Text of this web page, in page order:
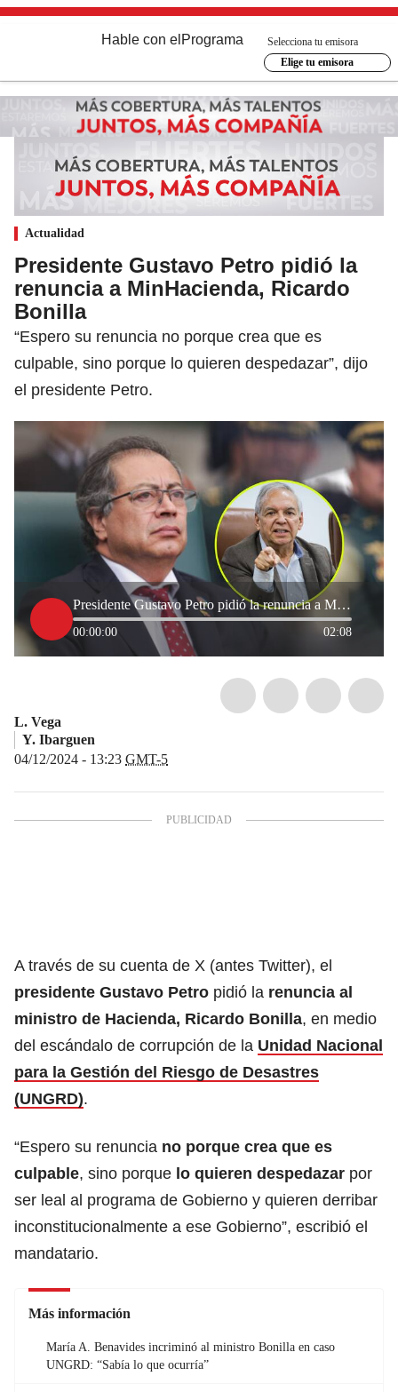
Hable con el Programa
Selecciona tu emisora
Elige tu emisora
Actualidad
Presidente Gustavo Petro pidió la
renuncia a MinHacienda, Ricardo
Bonilla
“Espero su renuncia no porque crea que es
culpable, sino porque lo quieren despedazar”, dijo
el presidente Petro.
Presidente Gustavo Petro pidió la renuncia a MinHacienda, Ricardo Bonilla
00:00:00 02:08
L. Vega
Y. Ibarguen
04/12/2024 - 13:23 GMT-5
A través de su cuenta de X (antes Twitter), el
presidente Gustavo Petro pidió la renuncia al
ministro de Hacienda, Ricardo Bonilla, en medio
del escándalo de corrupción de la Unidad Nacional
para la Gestión del Riesgo de Desastres
(UNGRD).
“Espero su renuncia no porque crea que es
culpable, sino porque lo quieren despedazar por
ser leal al programa de Gobierno y quieren derribar
inconstitucionalmente a ese Gobierno”, escribió el
mandatario.
Más información
María A. Benavides incriminó al ministro Bonilla en caso
UNGRD: “Sabía lo que ocurría”